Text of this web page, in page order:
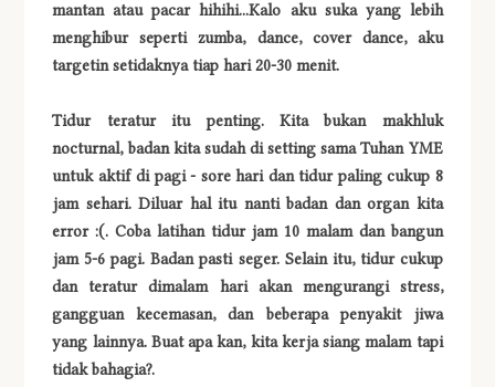
mantan atau pacar hihihi...Kalo aku suka yang lebih
menghibur seperti zumba, dance, cover dance, aku
targetin setidaknya tiap hari 20-30 menit.
Tidur teratur itu penting. Kita bukan makhluk
nocturnal, badan kita sudah di setting sama Tuhan YME
untuk aktif di pagi - sore hari dan tidur paling cukup 8
jam sehari. Diluar hal itu nanti badan dan organ kita
error :(. Coba latihan tidur jam 10 malam dan bangun
jam 5-6 pagi. Badan pasti seger. Selain itu, tidur cukup
dan teratur dimalam hari akan mengurangi stress,
gangguan kecemasan, dan beberapa penyakit jiwa
yang lainnya. Buat apa kan, kita kerja siang malam tapi
tidak bahagia?.